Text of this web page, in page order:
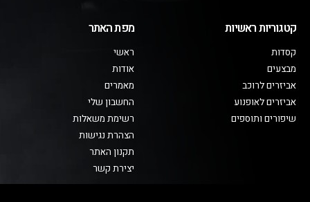
קטגוריות ראשיות
קסדות
מבצעים
אביזרים לרוכב
אביזרים לאופנוע
שיפורים ותוספים
מפת האתר
ראשי
אודות
מאמרים
החשבון שלי
רשימת משאלות
הצהרת נגישות
תקנון האתר
יצירת קשר